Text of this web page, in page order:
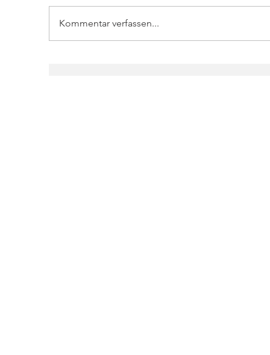
Kommentar verfassen...